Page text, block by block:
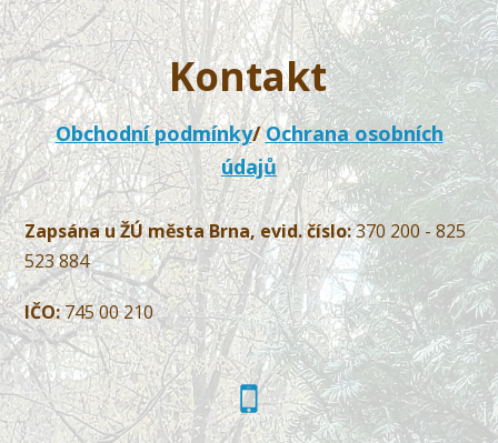
Kontakt
Obchodní podmínky/Ochrana osobních
údajů
Zapsána u ŽÚ města Brna, evid. číslo:370 200 - 825
523 884
IČO:745 00 210